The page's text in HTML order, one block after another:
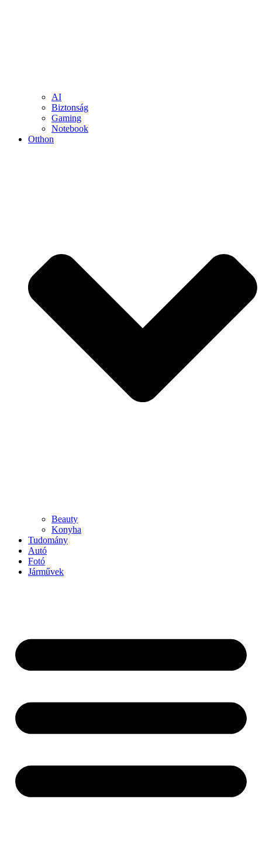
AI
Biztonság
Gaming
Notebook
Otthon
Beauty
Konyha
Tudomány
Autó
Fotó
Járművek